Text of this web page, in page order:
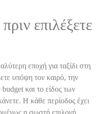
επιλέξετε
εποχή για ταξίδι στη
υπόψη τον καιρό, την
budget και το είδος των
Η κάθε περίοδος έχει